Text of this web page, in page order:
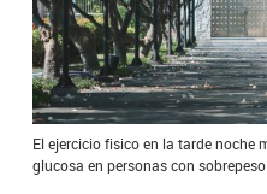
El ejercicio fisico en la tarde noche
glucosa en personas con